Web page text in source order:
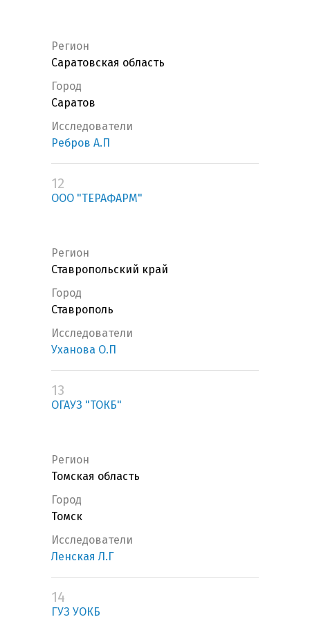
Регион
Саратовская область
Город
Саратов
Исследователи
Ребров А.П
12
ООО "ТЕРАФАРМ"
Регион
Ставропольский край
Город
Ставрополь
Исследователи
Уханова О.П
13
ОГАУЗ "ТОКБ"
Регион
Томская область
Город
Томск
Исследователи
Ленская Л.Г
14
ГУЗ УОКБ